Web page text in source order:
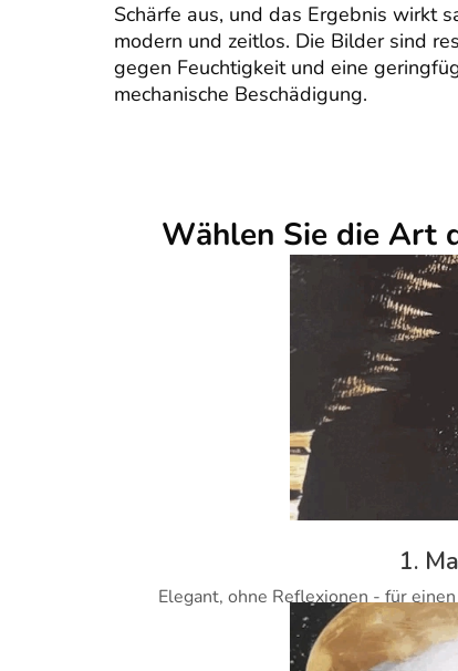
Schärfe aus, und das Ergebnis wirkt
modern und zeitlos. Die Bilder sind
gegen Feuchtigkeit und eine
mechanische Beschädigung.
Wählen Sie die Art
1.
Elegant, ohne Reflexionen - für